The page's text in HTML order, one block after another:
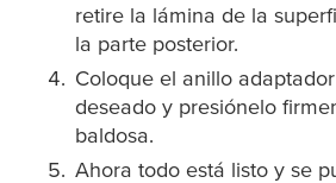
retire la lámina de la
la parte posterior.
Coloque el anillo
deseado y presiónelo
baldosa.
Ahora todo está listo y se